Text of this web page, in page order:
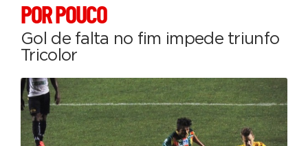
POR POUCO
Gol de falta no fim impede triunfo
Tricolor